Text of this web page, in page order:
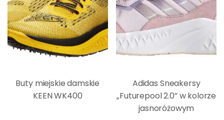
Buty miejskie damskie
KEEN WK400
Adidas Sneakersy
„Futurepool 2.0” w kolorze
jasnoróżowym